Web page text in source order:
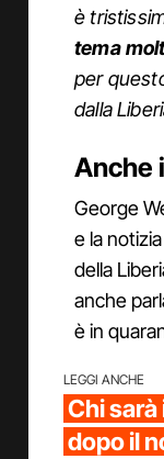
è
tema
per
dalla
Anche
George
e la
della
anche
è in
LEGGI ANCHE
Chi sarà
dopo il